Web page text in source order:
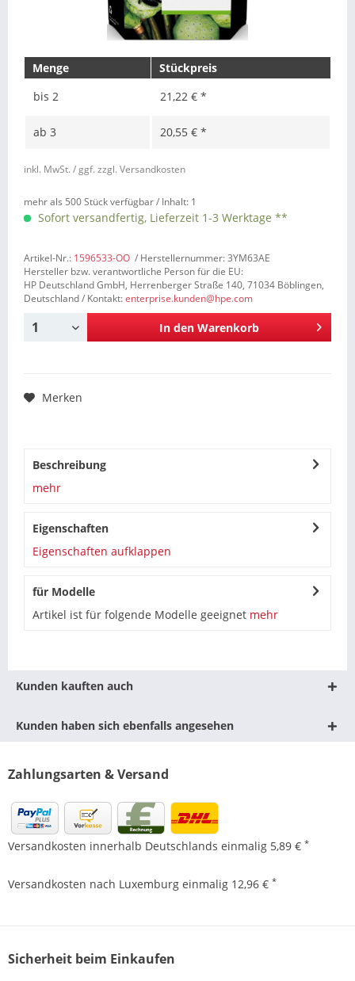
Menge
Stückpreis
bis 2 21,22 € *
ab 3 20,55 € *
inkl. MwSt. / ggf. zzgl. Versandkosten
mehr als 500 Stück verfügbar / Inhalt: 1
Sofort versandfertig, Lieferzeit 1-3 Werktage **
Artikel-Nr.: 1596533-OO / Herstellernummer: 3YM63AE
Hersteller bzw. verantwortliche Person für die EU:
HP Deutschland GmbH, Herrenberger Straße 140, 71034 Böblingen,
Deutschland / Kontakt:enterprise.kunden@hpe.com
In den Warenkorb
Merken
Beschreibung
mehr
Eigenschaften
Eigenschaften aufklappen
für Modelle
Artikel ist für folgende Modelle geeignet mehr
Kunden kauften auch
Kunden haben sich ebenfalls angesehen
Zahlungsarten & Versand
Versandkosten innerhalb Deutschlands einmalig 5,89 € *
Versandkosten nach Luxemburg einmalig 12,96 € *
Sicherheit beim Einkaufen